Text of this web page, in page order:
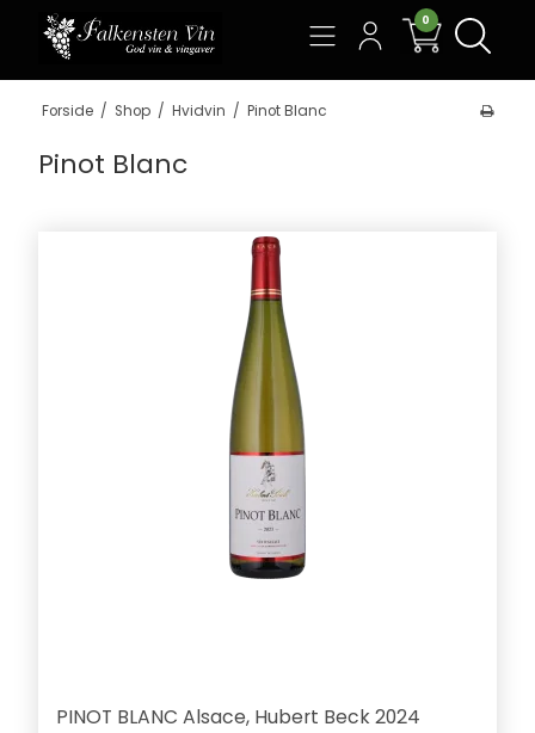
0
Forside / Shop / Hvidvin / Pinot Blanc
Pinot Blanc
PINOT BLANC Alsace, Hubert Beck 2024